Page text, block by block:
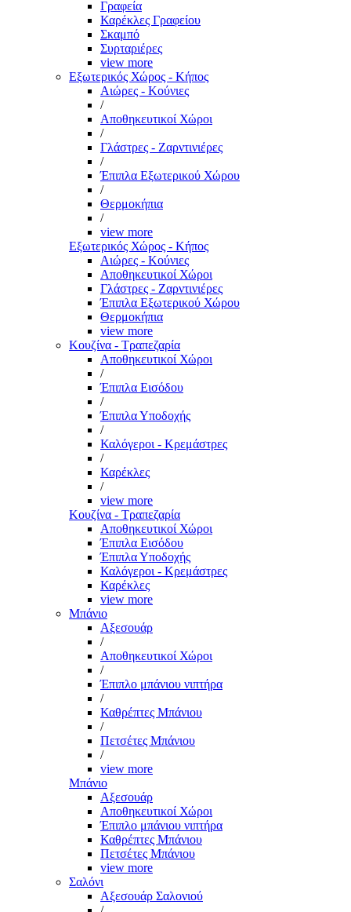
Γραφεία
Καρέκλες Γραφείου
Σκαμπό
Συρταριέρες
view more
Εξωτερικός Χώρος - Κήπος
Αιώρες - Κούνιες
/
Αποθηκευτικοί Χώροι
/
Γλάστρες - Ζαρντινιέρες
/
Έπιπλα Εξωτερικού Χώρου
/
Θερμοκήπια
/
view more
Εξωτερικός Χώρος - Κήπος
Αιώρες - Κούνιες
Αποθηκευτικοί Χώροι
Γλάστρες - Ζαρντινιέρες
Έπιπλα Εξωτερικού Χώρου
Θερμοκήπια
view more
Κουζίνα - Τραπεζαρία
Αποθηκευτικοί Χώροι
/
Έπιπλα Εισόδου
/
Έπιπλα Υποδοχής
/
Καλόγεροι - Κρεμάστρες
/
Καρέκλες
/
view more
Κουζίνα - Τραπεζαρία
Αποθηκευτικοί Χώροι
Έπιπλα Εισόδου
Έπιπλα Υποδοχής
Καλόγεροι - Κρεμάστρες
Καρέκλες
view more
Μπάνιο
Αξεσουάρ
/
Αποθηκευτικοί Χώροι
/
Έπιπλο μπάνιου νιπτήρα
/
Καθρέπτες Μπάνιου
/
Πετσέτες Μπάνιου
/
view more
Μπάνιο
Αξεσουάρ
Αποθηκευτικοί Χώροι
Έπιπλο μπάνιου νιπτήρα
Καθρέπτες Μπάνιου
Πετσέτες Μπάνιου
view more
Σαλόνι
Αξεσουάρ Σαλονιού